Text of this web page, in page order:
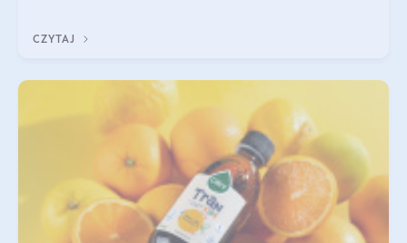
CZYTAJ